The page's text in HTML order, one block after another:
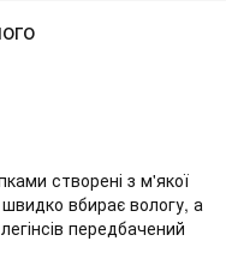
створені з м'якої
вбирає вологу, а
передбачений